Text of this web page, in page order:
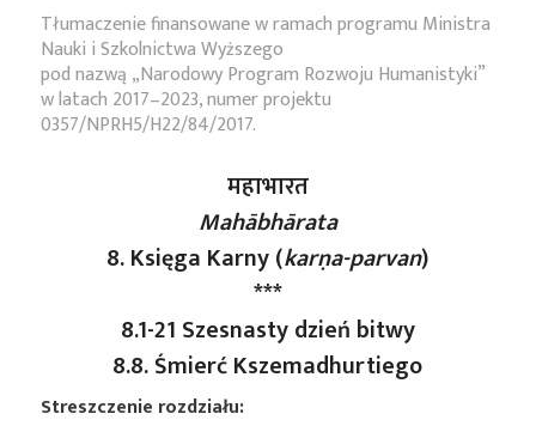
Tłumaczenie finansowane w ramach programu Ministra
Nauki i Szkolnictwa Wyższego
pod nazwą „Narodowy Program Rozwoju Humanistyki”
w latach 2017–2023, numer projektu
0357/NPRH5/H22/84/2017.
महाभारत
Mahābhārata
8. Księga Karny (karṇa-parvan)
***
8.1-21 Szesnasty dzień bitwy
8.8. Śmierć Kszemadhurtiego
Streszczenie rozdziału: